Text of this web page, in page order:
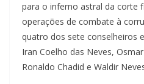
para o inferno astral da corte
operações de combate à
quatro dos sete conselheiros
Iran Coelho das Neves,
Ronaldo Chadid e Waldir